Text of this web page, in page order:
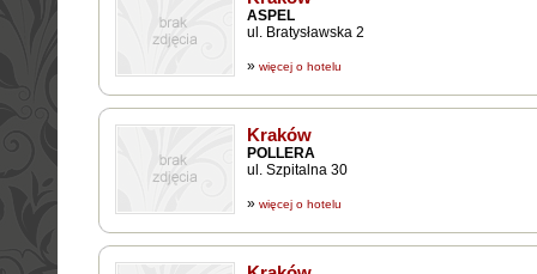
ASPEL
ul. Bratysławska 2
» więcej o hotelu
Kraków
POLLERA
ul. Szpitalna 30
» więcej o hotelu